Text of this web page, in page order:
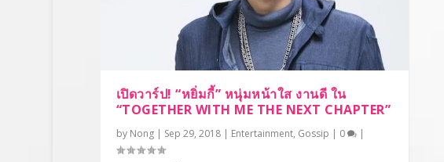
เปิดวาร์ป! “หยิ่มกี้” หนุ่มหน้าใส งานดี ใน
“TOGETHER WITH ME THE NEXT CHAPTER”
by Nong| Sep 29, 2018| Entertainment, Gossip | 0 |